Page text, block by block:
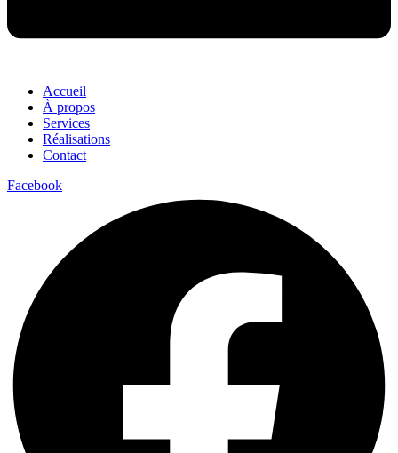
Accueil
À propos
Services
Réalisations
Contact
Facebook